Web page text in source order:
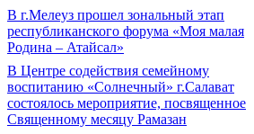
В г.Мелеуз прошел зональный этап
республиканского форума «Моя малая
Родина – Атайсал»
В Центре содействия семейному
воспитанию «Солнечный» г.Салават
состоялось мероприятие, посвященное
Священному месяцу Рамазан